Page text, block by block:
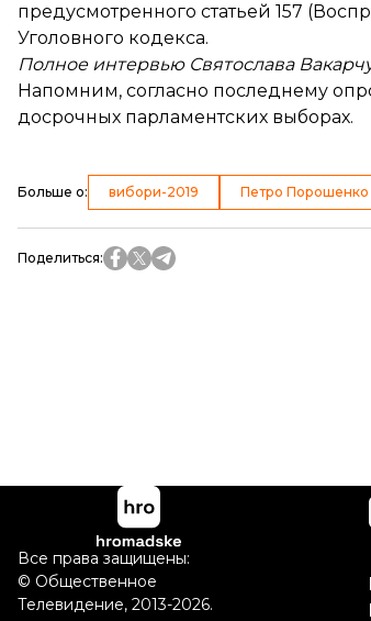
предусмотренного статьей 157
Уголовного кодекса.
Полное интервью Святослава
Напомним, согласно последнему
досрочных парламентских выборах.
Больше о: вибори-2019 Петро Порошенко
Поделиться:
Все права защищены:
© Общественное
Телевидение, 2013-2026.